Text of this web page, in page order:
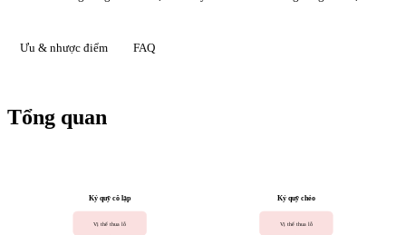
Ưu & nhược điểm FAQ
Tổng quan
Ký quỹ cô lập
Vị thế thua lỗ
Ký quỹ chéo
Vị thế thua lỗ